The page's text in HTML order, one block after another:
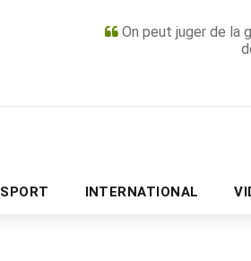
On peut juger de la
SPORT INTERNATIONAL
PUBLICITÉ